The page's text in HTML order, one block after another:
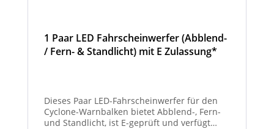
1 Paar LED Fahrscheinwerfer (Abblend-
/ Fern- & Standlicht) mit E Zulassung*
Dieses Paar LED-Fahrscheinwerfer für den
Cyclone-Warnbalken bietet Abblend-, Fern-
und Standlicht, ist E-geprüft und verfügt